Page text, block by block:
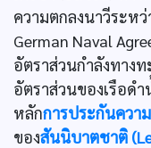
ความตกลงนาวีระห
German Naval
อัตราส่วนกำลังทาง
อัตราส่วนของเรือด
หลักการประกันควา
ของสันนิบาตชาติ